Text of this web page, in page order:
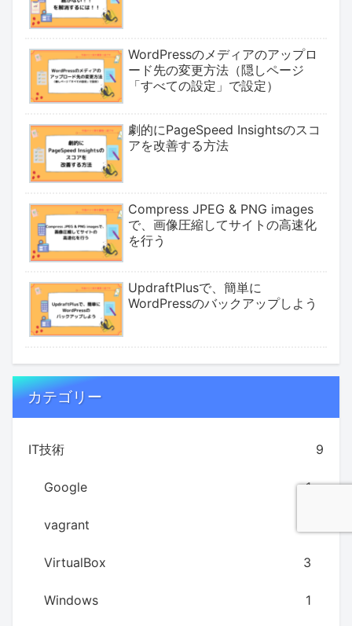
WordPressのメディアのアップロ
ード先の変更方法（隠しページ
「すべての設定」で設定）
劇的にPageSpeed Insightsのスコ
アを改善する方法
Compress JPEG & PNG images
で、画像圧縮してサイトの高速化
を行う
UpdraftPlusで、簡単に
WordPressのバックアップしよう
カテゴリー
IT技術 9
Google 1
vagrant
VirtualBox 3
Windows 1